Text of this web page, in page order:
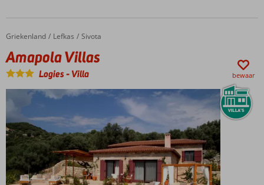
Home
Griekenland Lefkas Sivota
Amapola Villas
Amapola Villas
Logies-Villa bewaar